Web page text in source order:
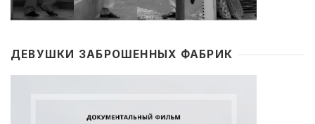
ДЕВУШКИ ЗАБРОШЕННЫХ ФАБРИК